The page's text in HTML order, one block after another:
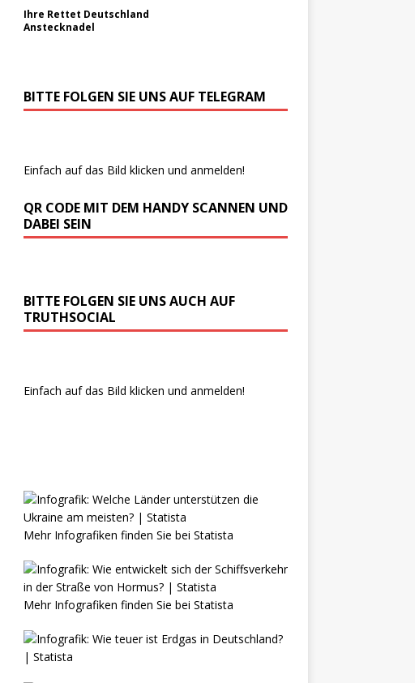
Ihre Rettet Deutschland
Anstecknadel
BITTE FOLGEN SIE UNS AUF TELEGRAM
Einfach auf das Bild klicken und anmelden!
QR CODE MIT DEM HANDY SCANNEN UND
DABEI SEIN
BITTE FOLGEN SIE UNS AUCH AUF
TRUTHSOCIAL
Einfach auf das Bild klicken und anmelden!
Mehr Infografiken finden Sie bei Statista
Mehr Infografiken finden Sie bei Statista